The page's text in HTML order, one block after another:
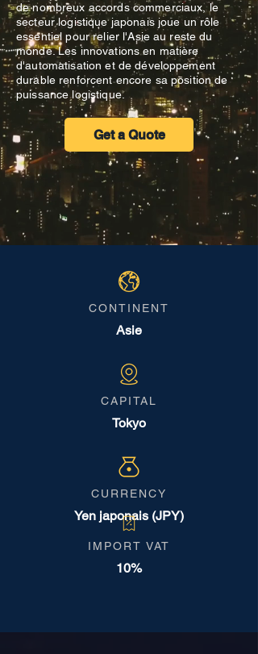
de nombreux accords commerciaux, le
secteur logistique japonais joue un rôle
essentiel pour relier l'Asie au reste du
monde. Les innovations en matière
d'automatisation et de développement
durable renforcent encore sa position de
puissance logistique.
Get a Quote
CONTINENT
Asie
CAPITAL
Tokyo
CURRENCY
Yen japonais (JPY)
IMPORT VAT
10%